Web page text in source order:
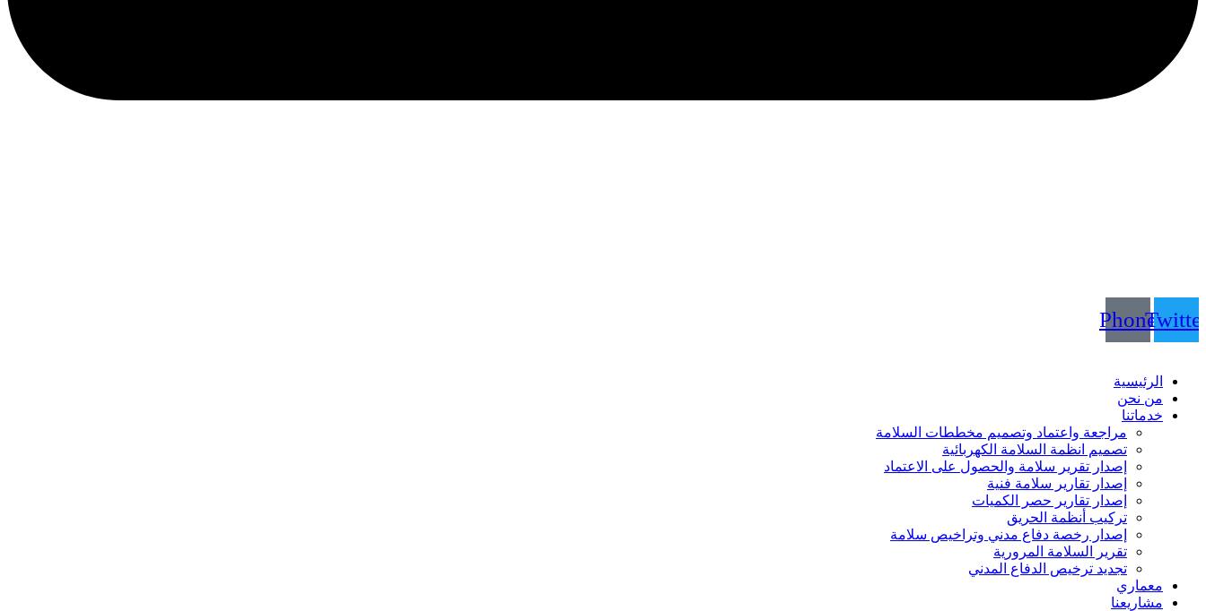
Phone
الرئيسية
من نحن
خدماتنا
مراجعة واعتماد وتصميم مخططات السلامة
تصميم انظمة السلامة الكهربائية
إصدار تقرير سلامة والحصول على الاعتماد
إصدار تقارير سلامة فنية
إصدار تقارير حصر الكميات
تركيب أنظمة الحريق
إصدار رخصة دفاع مدني وتراخيص سلامة
تقرير السلامة المرورية
تجديد ترخيص الدفاع المدني
معماري
مشاريعنا